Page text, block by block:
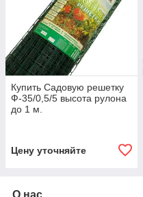
Купить Садовую решетку
Ф-35/0,5/5 высота рулона
до 1 м.
Цену уточняйте